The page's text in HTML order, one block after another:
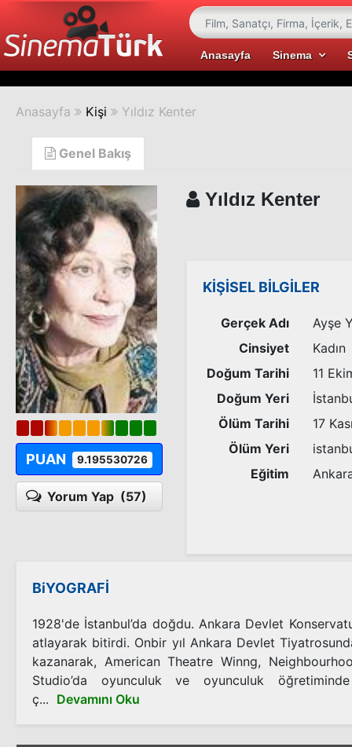
Anasayfa Sinema
Anasayfa Kişi Yıldız Kenter
Genel Bakış
PUAN 9.195530726
Yorum Yap (57)
Yıldız Kenter
KİŞİSEL BİLGİLER
Gerçek Adı
Ayşe
Cinsiyet
Kadın
Doğum Tarihi
11
Doğum Yeri
Ölüm Tarihi
17
Ölüm Yeri
Eğitim
BiYOGRAFİ
1928'de İstanbul’da doğdu. Ankara Devlet
atlayarak bitirdi. Onbir yıl Ankara Devlet
kazanarak, American Theatre Winng,
Studio’da oyunculuk ve oyunculuk
ç... Devamını Oku